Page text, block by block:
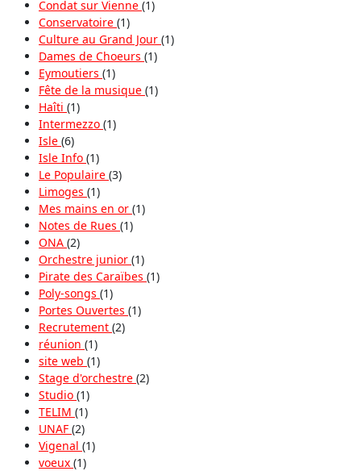
Condat sur Vienne (1)
Conservatoire (1)
Culture au Grand Jour (1)
Dames de Choeurs (1)
Eymoutiers (1)
Fête de la musique (1)
Haîti (1)
Intermezzo (1)
Isle (6)
Isle Info (1)
Le Populaire (3)
Limoges (1)
Mes mains en or (1)
Notes de Rues (1)
ONA (2)
Orchestre junior (1)
Pirate des Caraïbes (1)
Poly-songs (1)
Portes Ouvertes (1)
Recrutement (2)
réunion (1)
site web (1)
Stage d'orchestre (2)
Studio (1)
TELIM (1)
UNAF (2)
Vigenal (1)
voeux (1)